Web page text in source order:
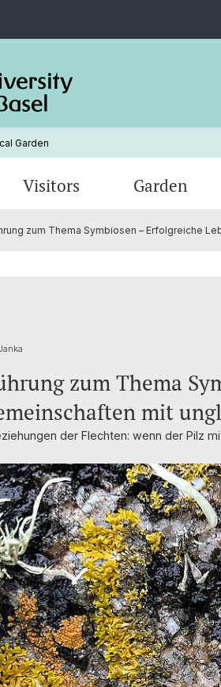
Garden
Visitors Garden
zum Thema Symbiosen – Erfolgreiche
zum Thema
mit
der Flechten: wenn der Pilz